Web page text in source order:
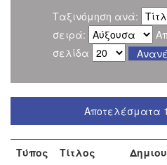
Ταξινόμηση ανά:
σειρά:
σελίδα
Αποτελέσματα
Τύπος Τίτλος